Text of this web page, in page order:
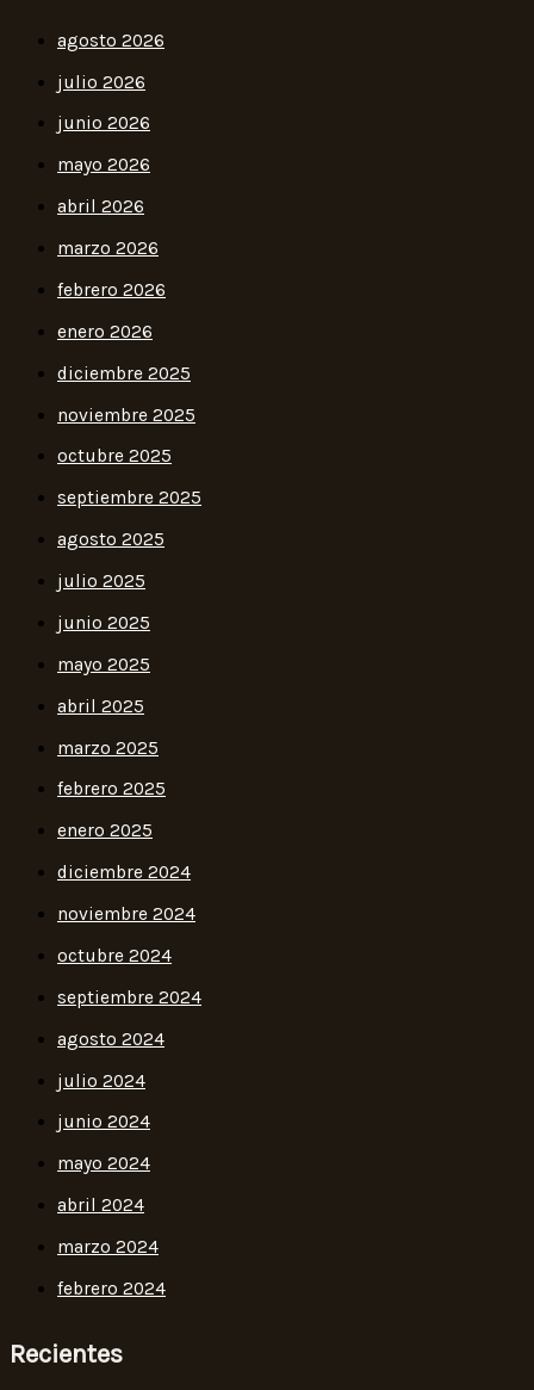
agosto 2026
julio 2026
junio 2026
mayo 2026
abril 2026
marzo 2026
febrero 2026
enero 2026
diciembre 2025
noviembre 2025
octubre 2025
septiembre 2025
agosto 2025
julio 2025
junio 2025
mayo 2025
abril 2025
marzo 2025
febrero 2025
enero 2025
diciembre 2024
noviembre 2024
octubre 2024
septiembre 2024
agosto 2024
julio 2024
junio 2024
mayo 2024
abril 2024
marzo 2024
febrero 2024
Recientes